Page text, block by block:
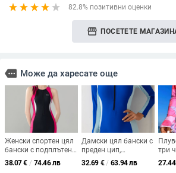
82.8% позитивни оценки
storefront ПОСЕТЕТЕ
more Може да харесате още
Женски спортен цял
бански с подплътени
чашки, без ръкави,
полиестер със
38.07€ / 74.46 лв
Дамски цял бански с
преден цип,
подложка за бюст,
бързосъхнеща
32.69 € / 63.94 лв
три
27.44